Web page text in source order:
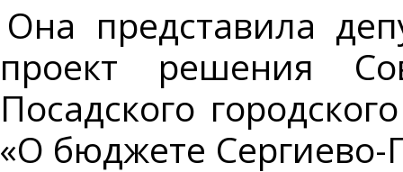
Она представила
проект решения
Посадского
«О бюджете Сергиево-